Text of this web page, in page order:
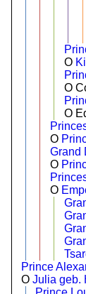
O
O
O
O
Grand
O
O
Prince
OJulia geb.